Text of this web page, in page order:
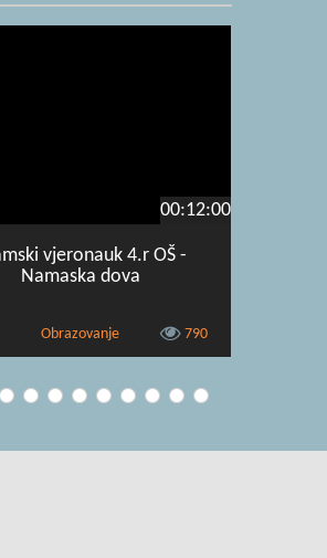
00:12:00
vjeronauk 4.r OŠ -
Namaska dova
Obrazovanje 790